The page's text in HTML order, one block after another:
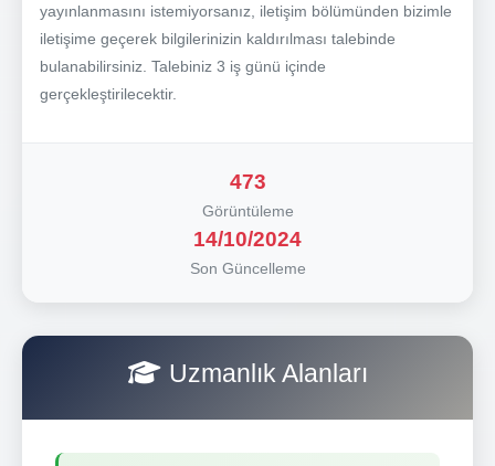
yayınlanmasını istemiyorsanız, iletişim bölümünden bizimle
iletişime geçerek bilgilerinizin kaldırılması talebinde
bulanabilirsiniz. Talebiniz 3 iş günü içinde
gerçekleştirilecektir.
473
Görüntüleme
14/10/2024
Son Güncelleme
Uzmanlık Alanları